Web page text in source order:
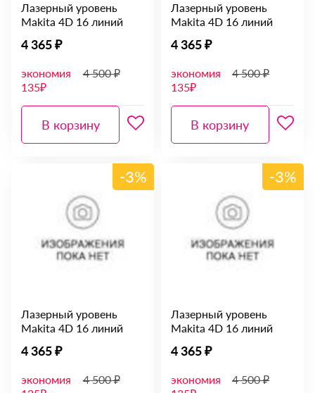
Лазерный уровень
Makita 4D 16 линий
4 365 ₽
экономия
135₽
4 500 ₽
В корзину
Лазерный уровень
Makita 4D 16 линий
4 365 ₽
экономия
135₽
4 500 ₽
В корзину
-3%
Лазерный уровень
Makita 4D 16 линий
4 365 ₽
экономия
4 500 ₽
-3%
Лазерный уровень
Makita 4D 16 линий
4 365 ₽
экономия
4 500 ₽